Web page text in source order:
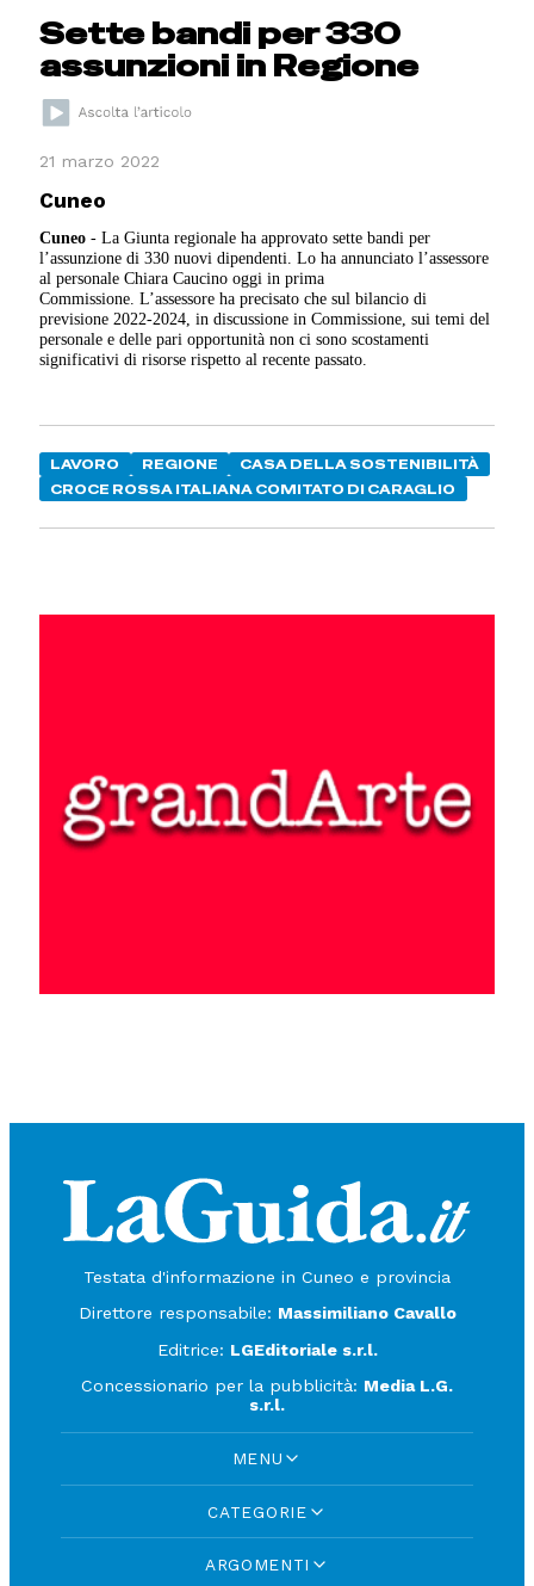
Sette bandi per 330
assunzioni in Regione
21 marzo 2022
Cuneo
Cuneo - La Giunta regionale ha approvato sette bandi per
l’assunzione di 330 nuovi dipendenti. Lo ha annunciato l’assessore
al personale Chiara Caucino oggi in prima
Commissione. L’assessore ha precisato che sul bilancio di
previsione 2022-2024, in discussione in Commissione, sui temi del
personale e delle pari opportunità non ci sono scostamenti
significativi di risorse rispetto al recente passato.
LAVORO REGIONE
CASA DELLA SOSTENIBILITÀ
CROCE ROSSA ITALIANA COMITATO DI CARAGLIO
Testata d'informazione in Cuneo e provincia
Direttore responsabile: Massimiliano Cavallo
Editrice: LGEditoriale s.r.l.
Concessionario per la pubblicità: Media L.G.
s.r.l.
MENU
CATEGORIE
ARGOMENTI